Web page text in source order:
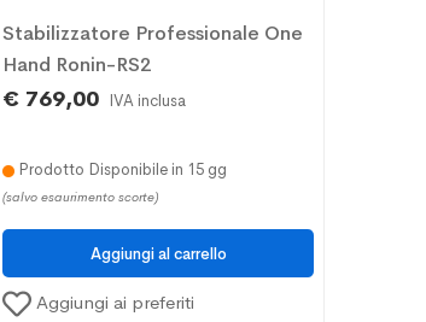
Stabilizzatore Professionale One
Hand Ronin-RS2
€ 769,00 IVA inclusa
Prodotto Disponibile in 15 gg
(salvo esaurimento scorte)
Aggiungi ai preferiti